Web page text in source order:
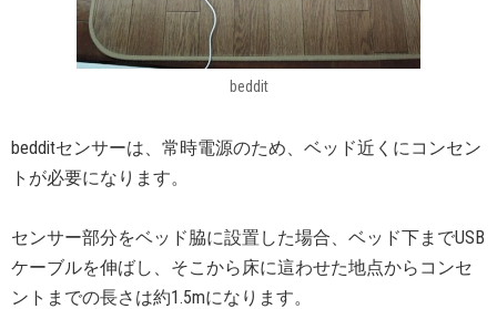
beddit
bedditセンサーは、常時電源のため、ベッド近くにコンセン
トが必要になります。
センサー部分をベッド脇に設置した場合、ベッド下までUSB
ケーブルを伸ばし、そこから床に這わせた地点からコンセ
ントまでの長さは約1.5mになります。